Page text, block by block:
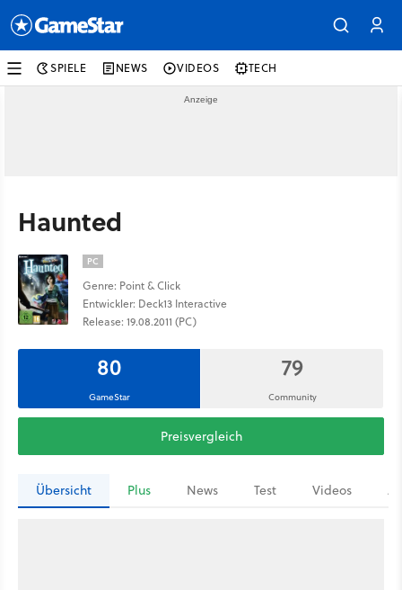
SPIELE NEWS VIDEOS TECH
Haunted
PC
Genre: Point & Click
Entwickler: Deck13 Interactive
Release: 19.08.2011 (PC)
80
GameStar
79
Community
Preisvergleich
Übersicht Plus News Test Videos